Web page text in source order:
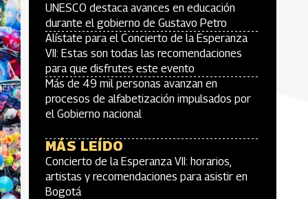
UNESCO destaca avances en educación
durante el gobierno de Gustavo Petro
Alístate para el Concierto de la Esperanza
VII: Estas son todas las recomendaciones
para que disfrutes este evento
Más de 49 mil personas avanzan en
procesos de alfabetización impulsados por
el Gobierno nacional
MÁS LEÍDO
Concierto de la Esperanza VII: horarios,
artistas y recomendaciones para asistir en
Bogotá